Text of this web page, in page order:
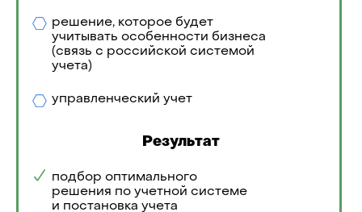
Результат
решение, которое будет
учитывать особенности бизнеса
(связь с российской системой
учета)
управленческий учет
подбор оптимального
решения по учетной системе
и постановка учета